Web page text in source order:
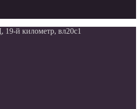
й километр, вл20с1